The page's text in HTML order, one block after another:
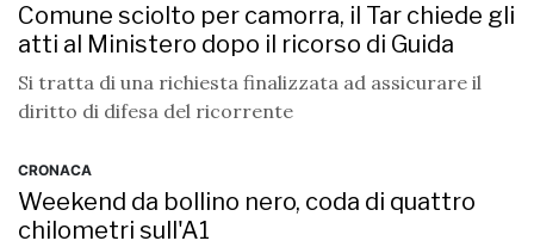
Comune sciolto per camorra, il Tar chiede gli
atti al Ministero dopo il ricorso di Guida
Si tratta di una richiesta finalizzata ad assicurare il
diritto di difesa del ricorrente
CRONACA
Weekend da bollino nero, coda di quattro
chilometri sull'A1